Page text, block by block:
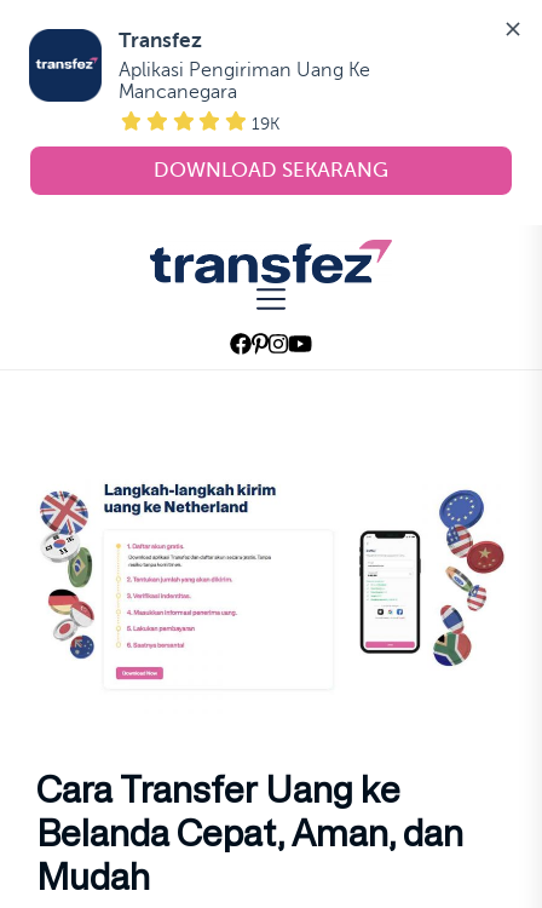
Transfez
Aplikasi Pengiriman Uang Ke
Mancanegara
19K
DOWNLOAD SEKARANG
Transfez
Cara Transfer Uang ke
Belanda Cepat, Aman, dan
Mudah